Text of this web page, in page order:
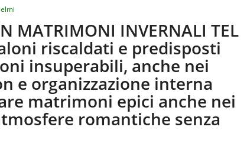
MATRIMONI INVERNALI TEL
riscaldati e predisposti
insuperabili, anche nei
e organizzazione interna
matrimoni epici anche nei
romantiche senza